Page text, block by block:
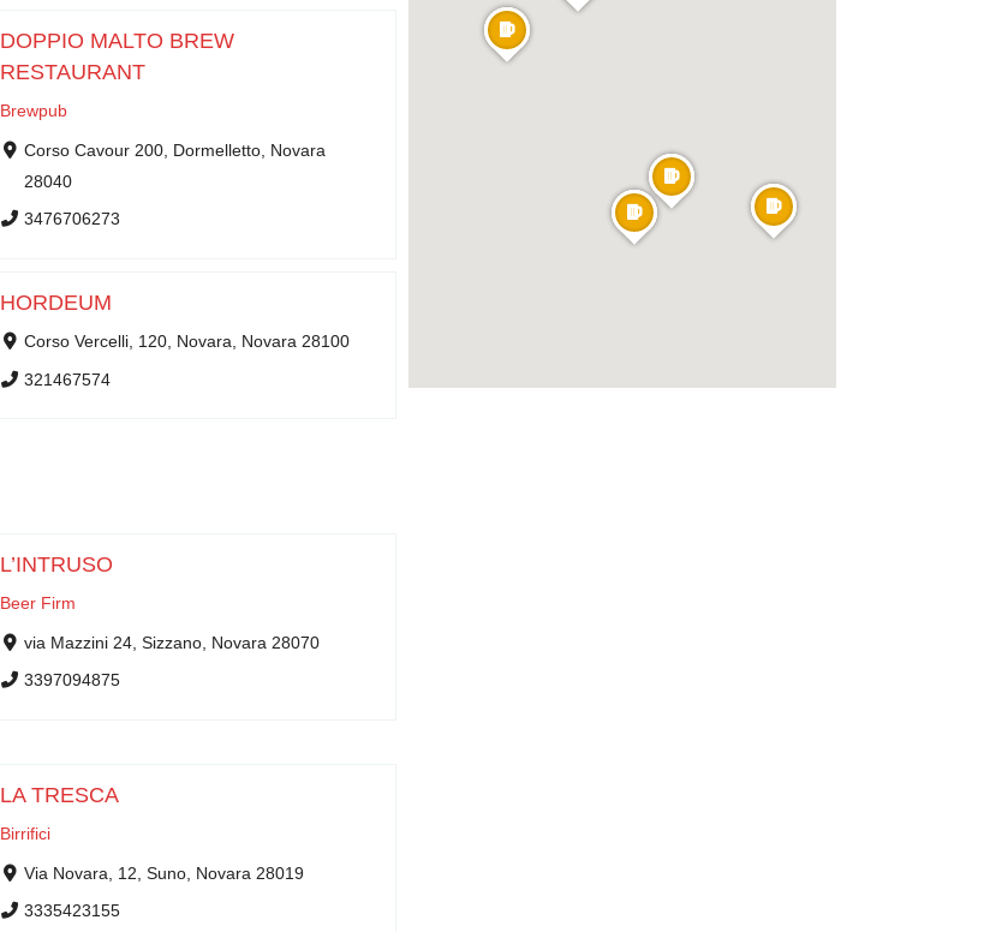
DOPPIO MALTO BREW
RESTAURANT
Brewpub
Corso Cavour 200, Dormelletto, Novara
28040
3476706273
HORDEUM
Corso Vercelli, 120, Novara, Novara 28100
321467574
L’INTRUSO
Beer Firm
via Mazzini 24, Sizzano, Novara 28070
3397094875
LA TRESCA
Birrifici
Via Novara, 12, Suno, Novara 28019
3335423155